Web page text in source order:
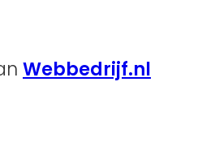
Webbedrijf.nl